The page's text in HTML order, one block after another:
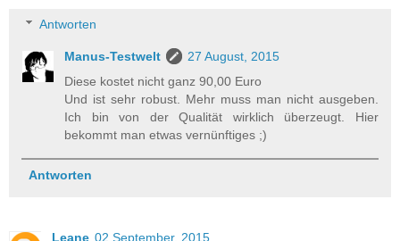
Antworten
Manus-Testwelt
27 August, 2015
Diese kostet nicht ganz 90,00 Euro
Und ist sehr robust. Mehr muss man nicht ausgeben.
Ich bin von der Qualität wirklich überzeugt. Hier
bekommt man etwas vernünftiges ;)
Antworten
Leane 02 September, 2015